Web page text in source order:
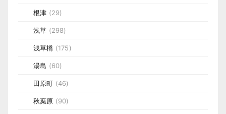
根津 (29)
浅草 (298)
浅草橋 (175)
湯島 (60)
田原町 (46)
秋葉原 (90)